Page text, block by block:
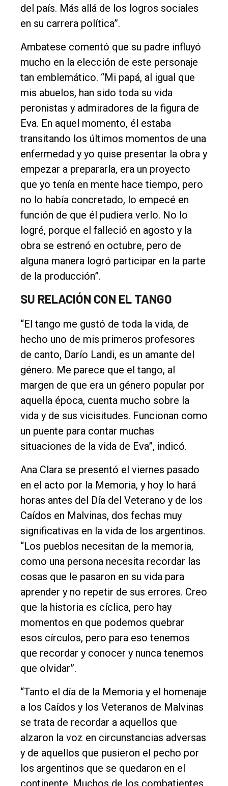
del país. Más allá de los logros sociales
en su carrera política”.
Ambatese comentó que su padre influyó
mucho en la elección de este personaje
tan emblemático. “Mi papá, al igual que
mis abuelos, han sido toda su vida
peronistas y admiradores de la figura de
Eva. En aquel momento, él estaba
transitando los últimos momentos de una
enfermedad y yo quise presentar la obra y
empezar a prepararla, era un proyecto
que yo tenía en mente hace tiempo, pero
no lo había concretado, lo empecé en
función de que él pudiera verlo. No lo
logré, porque el falleció en agosto y la
obra se estrenó en octubre, pero de
alguna manera logró participar en la parte
de la producción”.
SU RELACIÓN CON EL TANGO
“El tango me gustó de toda la vida, de
hecho uno de mis primeros profesores
de canto, Darío Landi, es un amante del
género. Me parece que el tango, al
margen de que era un género popular por
aquella época, cuenta mucho sobre la
vida y de sus vicisitudes. Funcionan como
un puente para contar muchas
situaciones de la vida de Eva”, indicó.
Ana Clara se presentó el viernes pasado
en el acto por la Memoria, y hoy lo hará
horas antes del Día del Veterano y de los
Caídos en Malvinas, dos fechas muy
significativas en la vida de los argentinos.
“Los pueblos necesitan de la memoria,
como una persona necesita recordar las
cosas que le pasaron en su vida para
aprender y no repetir de sus errores. Creo
que la historia es cíclica, pero hay
momentos en que podemos quebrar
esos círculos, pero para eso tenemos
que recordar y conocer y nunca tenemos
que olvidar”.
“Tanto el día de la Memoria y el homenaje
a los Caídos y los Veteranos de Malvinas
se trata de recordar a aquellos que
alzaron la voz en circunstancias adversas
y de aquellos que pusieron el pecho por
los argentinos que se quedaron en el